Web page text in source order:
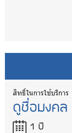
สิทธิ์ในการใช้บริการ
ดูชื่อมงคล
1 ปี